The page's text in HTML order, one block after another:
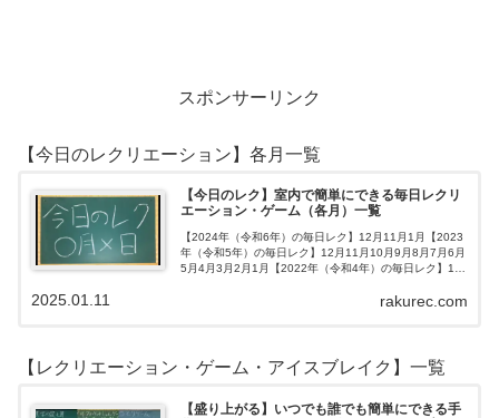
スポンサーリンク
【今日のレクリエーション】各月一覧
【今日のレク】室内で簡単にできる毎日レクリ
エーション・ゲーム（各月）一覧
【2024年（令和6年）の毎日レク】12月11月1月【2023
年（令和5年）の毎日レク】12月11月10月9月8月7月6月
5月4月3月2月1月【2022年（令和4年）の毎日レク】12
rakurec.com
2025.01.11
【レクリエーション・ゲーム・アイスブレイク】一覧
【盛り上がる】いつでも誰でも簡単にできる手